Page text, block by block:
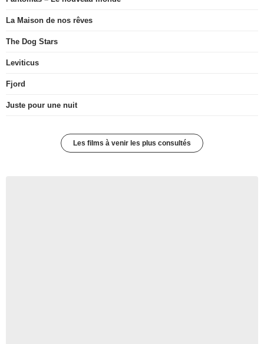
La Maison de nos rêves
The Dog Stars
Leviticus
Fjord
Juste pour une nuit
Les films à venir les plus consultés